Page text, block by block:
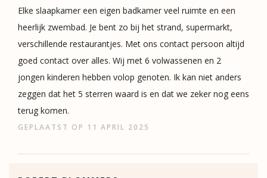
Elke slaapkamer een eigen badkamer veel ruimte en een
heerlijk zwembad. Je bent zo bij het strand, supermarkt,
verschillende restaurantjes. Met ons contact persoon altijd
goed contact over alles. Wij met 6 volwassenen en 2
jongen kinderen hebben volop genoten. Ik kan niet anders
zeggen dat het 5 sterren waard is en dat we zeker nog eens
terug komen.
GEPLAATST OP 11 APRIL 2025